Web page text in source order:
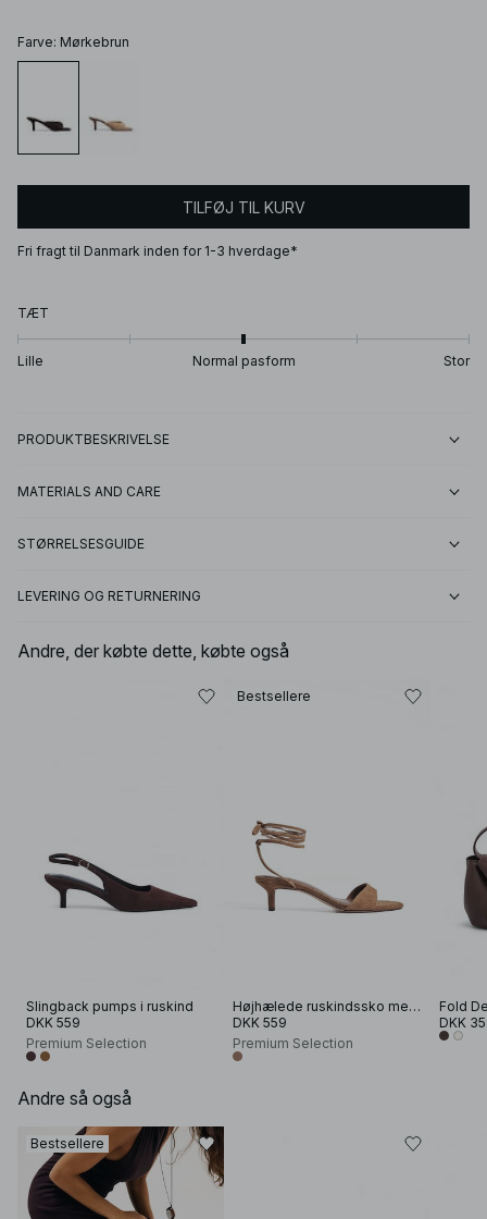
Farve: Mørkebrun
TILFØJ TIL KURV
Fri fragt til Danmark inden for 1-3 hverdage*
TÆT
Lille Normal pasform Stor
PRODUKTBESKRIVELSE
MATERIALS AND CARE
STØRRELSESGUIDE
LEVERING OG RETURNERING
Andre, der købte dette, købte også
Slingback pumps i ruskind
DKK 559
Premium Selection
Bestsellere
Højhælede ruskindssko med ankelstrop
DKK 559
Premium Selection
Fold
DKK
Andre så også
Bestsellere